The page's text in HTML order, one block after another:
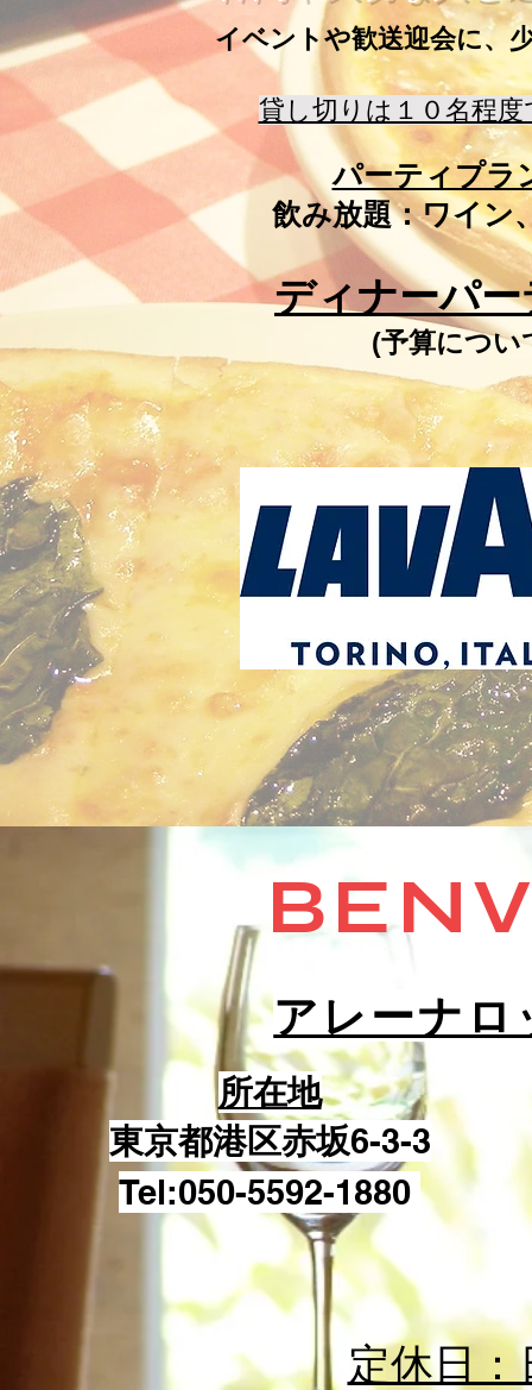
イベントや歓送迎会に、
貸し切りは１０名程
パーティプラ
飲み放題：ワイン
ディナーパ
(予算につい
アレーナロ
所在地
東京都港区赤坂6-3-3
Tel:050-5592-1880
定休日